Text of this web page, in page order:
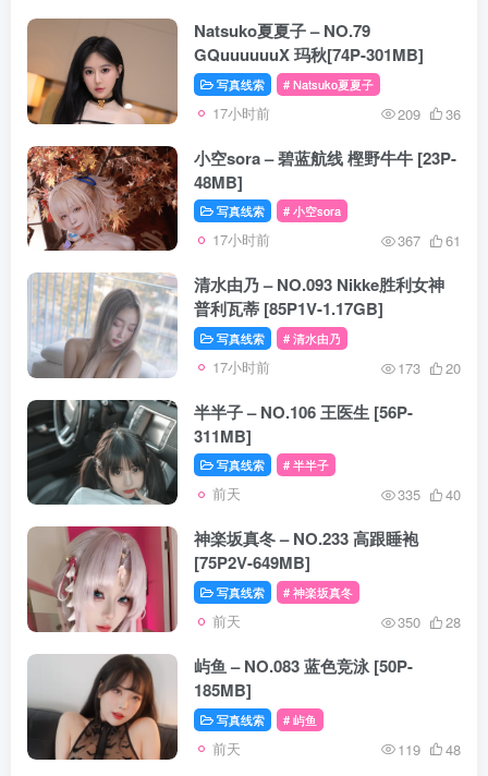
Natsuko夏夏子 – NO.79
GQuuuuuuX 玛秋[74P-301MB]
写真线索 # Natsuko夏夏子
17小时前 209 36
小空sora – 碧蓝航线 樫野牛牛 [23P-
48MB]
写真线索 # 小空sora
17小时前 367 61
清水由乃 – NO.093 Nikke胜利女神
普利瓦蒂 [85P1V-1.17GB]
写真线索 # 清水由乃
17小时前 173 20
半半子 – NO.106 王医生 [56P-
311MB]
写真线索 # 半半子
前天 335 40
神楽坂真冬 – NO.233 高跟睡袍
[75P2V-649MB]
写真线索 # 神楽坂真冬
前天 350 28
屿鱼 – NO.083 蓝色竞泳 [50P-
185MB]
写真线索 # 屿鱼
前天 119 48